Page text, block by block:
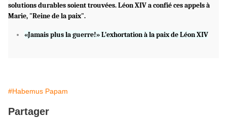
solutions durables soient trouvées. Léon XIV a confié ces appels à
Marie, "Reine de la paix".
«Jamais plus la guerre!» L’exhortation à la paix de Léon XIV
#Habemus Papam
Partager